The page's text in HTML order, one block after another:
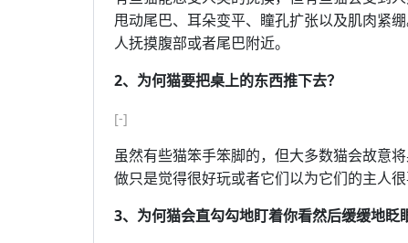
甩动尾巴、耳朵变平、瞳孔扩张以及肌肉紧
人抚摸腹部或者尾巴附近。
2、为何猫要把桌上的东西推下去？
[-]
虽然有些猫笨手笨脚的，但大多数猫会故意
做只是觉得很好玩或者它们以为它们的主人很
3、为何猫会直勾勾地盯着你看然后缓缓地眨